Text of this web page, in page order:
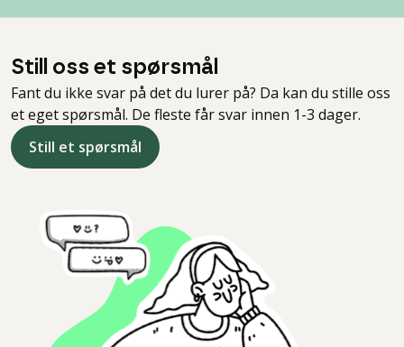
Still oss et spørsmål
Fant du ikke svar på det du lurer på? Da kan du stille oss
et eget spørsmål. De fleste får svar innen 1-3 dager.
Still et spørsmål